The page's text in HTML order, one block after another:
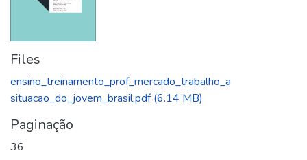
Files
ensino_treinamento_prof_mercado_trabalho_a
situacao_do_jovem_brasil.pdf(6.14 MB)
Paginação
36